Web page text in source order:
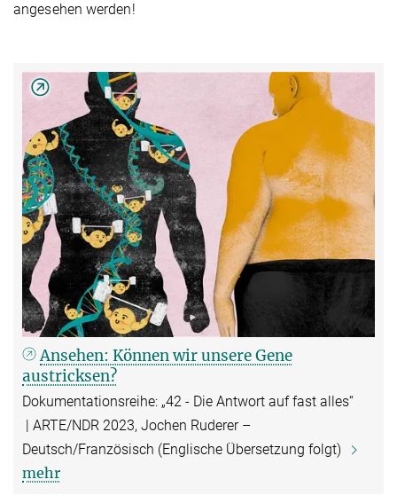
angesehen werden!
Ansehen: Können wir unsere Gene
austricksen?
Dokumentationsreihe: „42 - Die Antwort auf fast alles“
| ARTE/NDR 2023, Jochen Ruderer –
Deutsch/Französisch (Englische Übersetzung folgt)
mehr